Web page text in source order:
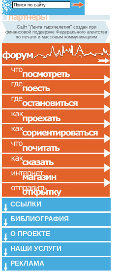
Сайт "Лента тысячелетия" создан при
финансовой поддержке Федерального агентства
по печати и массовым коммуникациям
ССЫЛКИ
БИБЛИОГРАФИЯ
О ПРОЕКТЕ
НАШИ УСЛУГИ
РЕКЛАМА